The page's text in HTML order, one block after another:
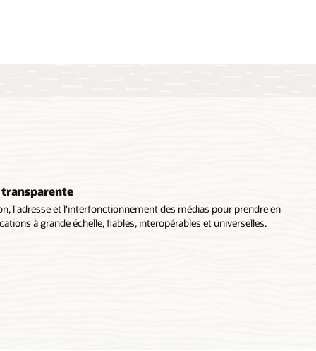
l'adresse et l'interfonctionnement des médias pour prendre en
à grande échelle, fiables, interopérables et universelles.